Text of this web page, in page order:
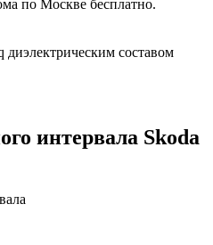
по Москве бесплатно.
составом
интервала Skoda